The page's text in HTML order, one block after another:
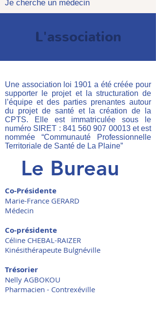
Je cherche un médecin
L'association
Une association loi 1901 a été créée pour
supporter le projet et la structuration de
l’équipe et des parties prenantes autour
du projet de santé et la création de la
CPTS. Elle est immatriculée sous le
numéro SIRET : 841 560 907 00013et est
nommée “Communauté Professionnelle
Territoriale de Santé de La Plaine”
Le Bureau
Co-Présidente
Marie-France GERARD
Médecin
Co-présidente
Céline CHEBAL-RAIZER
Kinésithérapeute Bulgnéville
Trésorier
Nelly AGBOKOU
Pharmacien - Contrexéville